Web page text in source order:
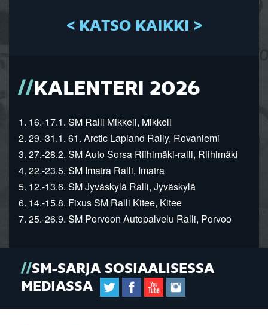
< KATSO KAIKKI >
KALENTERI 2026
1. 16.-17.1. SM Ralli Mikkeli, Mikkeli
2. 29.-31.1. 61. Arctic Lapland Rally, Rovaniemi
3. 27.-28.2. SM Auto Sorsa Riihimäki-ralli, Riihimäki
4. 22.-23.5. SM Imatra Ralli, Imatra
5. 12.-13.6. SM Jyväskylä Ralli, Jyväskylä
6. 14.-15.8. Fixus SM Ralli Kitee, Kitee
7. 25.-26.9. SM Porvoon Autopalvelu Ralli, Porvoo
SM-SARJA SOSIAALISESSA
MEDIASSA